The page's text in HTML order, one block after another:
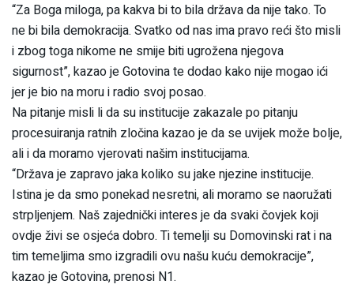
“Za Boga miloga, pa kakva bi to bila država da nije tako. To
ne bi bila demokracija. Svatko od nas ima pravo reći što misli
i zbog toga nikome ne smije biti ugrožena njegova
sigurnost”, kazao je Gotovina te dodao kako nije mogao ići
jer je bio na moru i radio svoj posao.
Na pitanje misli li da su institucije zakazale po pitanju
procesuiranja ratnih zločina kazao je da se uvijek može bolje,
ali i da moramo vjerovati našim institucijama.
“Država je zapravo jaka koliko su jake njezine institucije.
Istina je da smo ponekad nesretni, ali moramo se naoružati
strpljenjem. Naš zajednički interes je da svaki čovjek koji
ovdje živi se osjeća dobro. Ti temelji su Domovinski rat i na
tim temeljima smo izgradili ovu našu kuću demokracije”,
kazao je Gotovina, prenosi N1.